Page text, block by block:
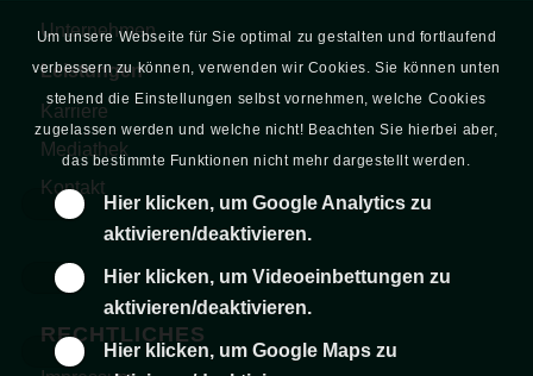
Unternehmen
Leistungen
Karriere
Mediathek
Kontakt
RECHTLICHES
Um unsere Webseite für Sie optimal zu gestalten und fortlaufend
verbessern zu können, verwenden wir Cookies. Sie können unten
stehend die Einstellungen selbst vornehmen, welche Cookies
zugelassen werden und welche nicht! Beachten Sie hierbei aber,
das bestimmte Funktionen nicht mehr dargestellt werden.
Hier klicken, um Google Analytics zu
aktivieren/deaktivieren.
Hier klicken, um Videoeinbettungen zu
aktivieren/deaktivieren.
Hier klicken, um Google Maps zu